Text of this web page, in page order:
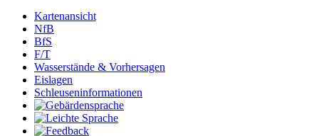
Kar­ten­an­sicht
NfB
BfS
F/T
Was­ser­stän­de & Vor­her­sa­gen
Eis­la­gen
Schleu­sen­in­for­ma­tio­nen